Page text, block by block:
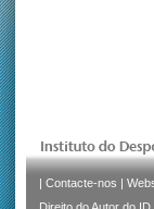
| Contacte-nos |
Direito do Autor do